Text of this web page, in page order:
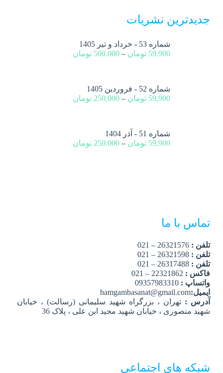
جدیدترین نشریات
شماره 53 - خرداد و تیر 1405
59,900 تومان –
500,000 تومان
شماره 52 - فروردین 1405
59,900 تومان –
250,000 تومان
شماره 51 - آذر 1404
59,900 تومان –
250,000 تومان
تماس با ما
تلفن :26321576 – 021
تلفن :26321598 – 021
تلفن :26317488 – 021
فاکس :
واتساپ : 09357983310
ایمیل:hamgambasanat@gmail.com
آدرس :تهران ، بزرگراه شهید سلیمانی (رسالت) ، خیابان
شهید منصوری ، خیابان شهید مجید ابن علی ، پلاک 36
شبکه های اجتماعی